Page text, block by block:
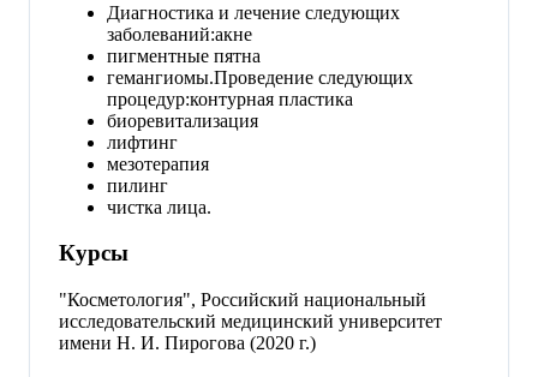
Диагностика и лечение следующих
заболеваний:акне
пигментные пятна
гемангиомы.Проведение следующих
процедур:контурная пластика
биоревитализация
лифтинг
мезотерапия
пилинг
чистка лица.
Курсы
"Косметология", Российский национальный
исследовательский медицинский университет
имени Н. И. Пирогова (2020 г.)